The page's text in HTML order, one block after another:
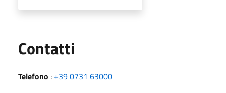
Contatti
Telefono : +39 0731 63000